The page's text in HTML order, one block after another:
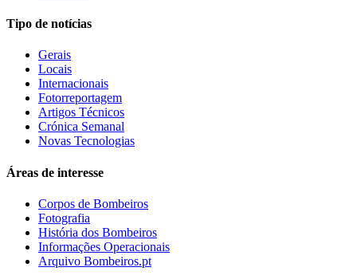
Tipo de notícias
Gerais
Locais
Internacionais
Fotorreportagem
Artigos Técnicos
Crónica Semanal
Novas Tecnologias
Áreas de interesse
Corpos de Bombeiros
Fotografia
História dos Bombeiros
Informações Operacionais
Arquivo Bombeiros.pt